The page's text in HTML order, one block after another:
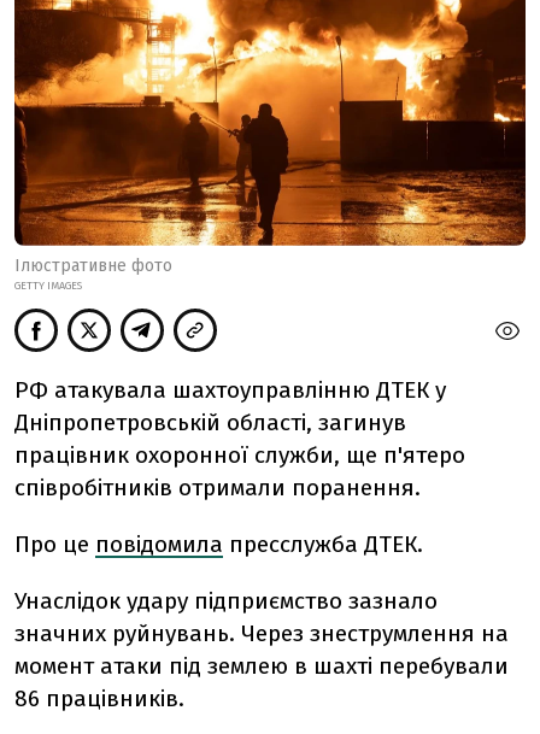
Ілюстративне фото
GETTY IMAGES
РФ атакувала шахтоуправлінню ДТЕК у
Дніпропетровській області, загинув
працівник охоронної служби, ще п'ятеро
співробітників отримали поранення.
Про це повідомила пресслужба ДТЕК.
Унаслідок удару підприємство зазнало
значних руйнувань. Через знеструмлення на
момент атаки під землею в шахті перебували
86 працівників.